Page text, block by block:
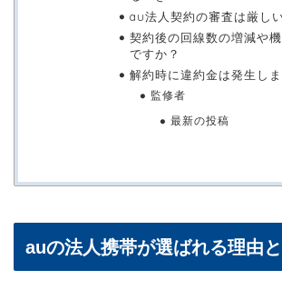
au法人契約の審査は厳し
契約後の回線数の増減や
ですか？
解約時に違約金は発生し
監修者
最新の投稿
auの法人携帯が選ばれる理由